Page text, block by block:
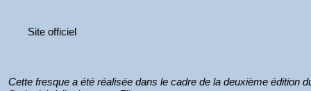
Site officiel
Cette fresque a été réalisée dans le cadre de la deuxième édition